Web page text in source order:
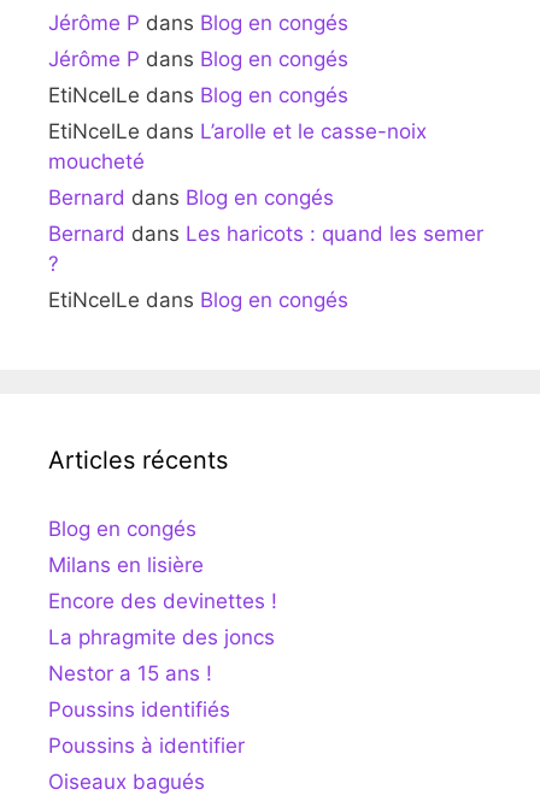
Jérôme P dans Blog en congés
Jérôme P dans Blog en congés
EtiNcelLe dans Blog en congés
EtiNcelLe dans L’arolle et le casse-noix
moucheté
Bernard dans Blog en congés
Bernard dans Les haricots : quand les semer
?
EtiNcelLe dans Blog en congés
Articles récents
Blog en congés
Milans en lisière
Encore des devinettes !
La phragmite des joncs
Nestor a 15 ans !
Poussins identifiés
Poussins à identifier
Oiseaux bagués